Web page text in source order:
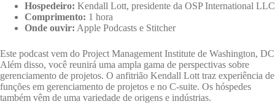
Hospedeiro: Kendall Lott, presidente da OSP International LLC
Comprimento: 1 hora
Onde ouvir: Apple Podcasts e Stitcher
Este podcast vem do Project Management Institute de Washington, DC
Além disso, você reunirá uma ampla gama de perspectivas sobre
gerenciamento de projetos. O anfitrião Kendall Lott traz experiência de
funções em gerenciamento de projetos e no C-suite. Os hóspedes
também vêm de uma variedade de origens e indústrias.